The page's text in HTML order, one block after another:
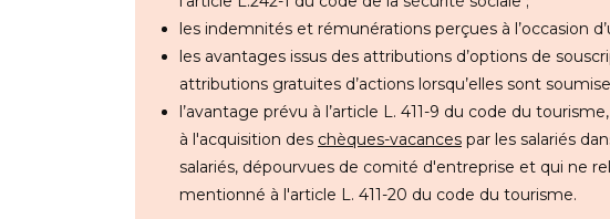
les indemnités et rémunérations perçues à l’occasion
les avantages issus des attributions d’options de
attributions gratuites d’actions lorsqu’elles sont
l’avantage prévu à l’article L. 411-9 du code du
à l'acquisition des chèques-vacances par les salariés
salariés, dépourvues de comité d'entreprise et qui ne
mentionné à l'article L. 411-20 du code du tourisme.